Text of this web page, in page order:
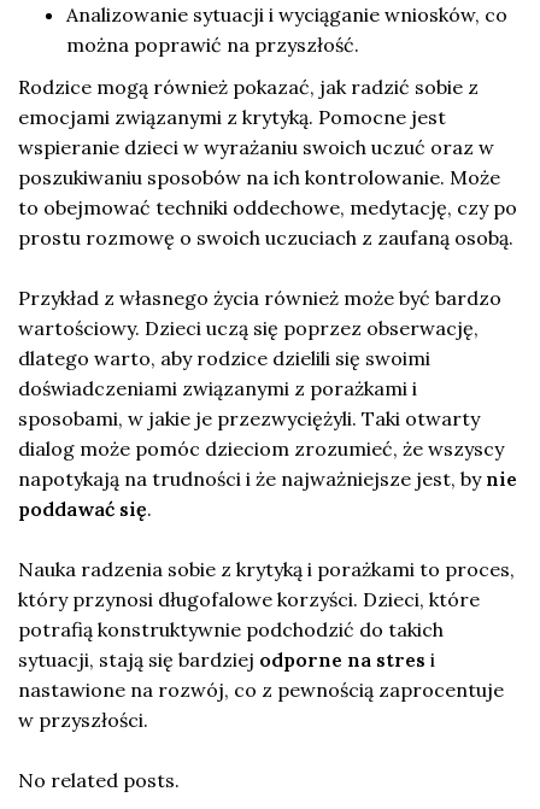
Analizowanie sytuacji i wyciąganie wniosków, co
można poprawić na przyszłość.
Rodzice mogą również pokazać, jak radzić sobie z
emocjami związanymi z krytyką. Pomocne jest
wspieranie dzieci w wyrażaniu swoich uczuć oraz w
poszukiwaniu sposobów na ich kontrolowanie. Może
to obejmować techniki oddechowe, medytację, czy po
prostu rozmowę o swoich uczuciach z zaufaną osobą.
Przykład z własnego życia również może być bardzo
wartościowy. Dzieci uczą się poprzez obserwację,
dlatego warto, aby rodzice dzielili się swoimi
doświadczeniami związanymi z porażkami i
sposobami, w jakie je przezwyciężyli. Taki otwarty
dialog może pomóc dzieciom zrozumieć, że wszyscy
napotykają na trudności i że najważniejsze jest, by nie
poddawać się.
Nauka radzenia sobie z krytyką i porażkami to proces,
który przynosi długofalowe korzyści. Dzieci, które
potrafią konstruktywnie podchodzić do takich
sytuacji, stają się bardziej odporne na stres i
nastawione na rozwój, co z pewnością zaprocentuje
w przyszłości.
No related posts.